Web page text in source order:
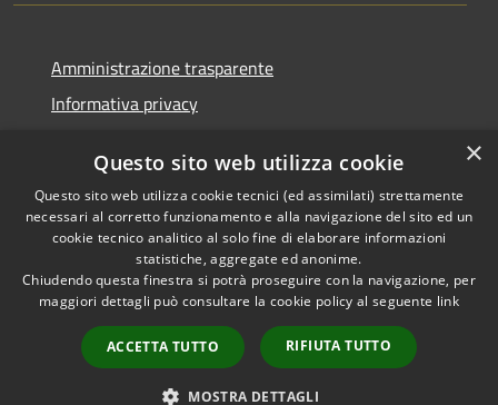
Amministrazione trasparente
Informativa privacy
Dichiarazione di accessibilità
RSS
Accessibilità
Copyright © 2026 • Comune di
Comun Nuovo • Powered by
Municipium•
Accesso
redazione
×
Questo sito web utilizza cookie
Questo sito web utilizza cookie tecnici (ed assimilati) strettamente
necessari al corretto funzionamento e alla navigazione del sito ed un
cookie tecnico analitico al solo fine di elaborare informazioni
statistiche, aggregate ed anonime.
Chiudendo questa finestra si potrà proseguire con la navigazione, per
maggiori dettagli può consultare la cookie policy al seguente link
ACCETTA TUTTO RIFIUTA TUTTO
MOSTRA DETTAGLI